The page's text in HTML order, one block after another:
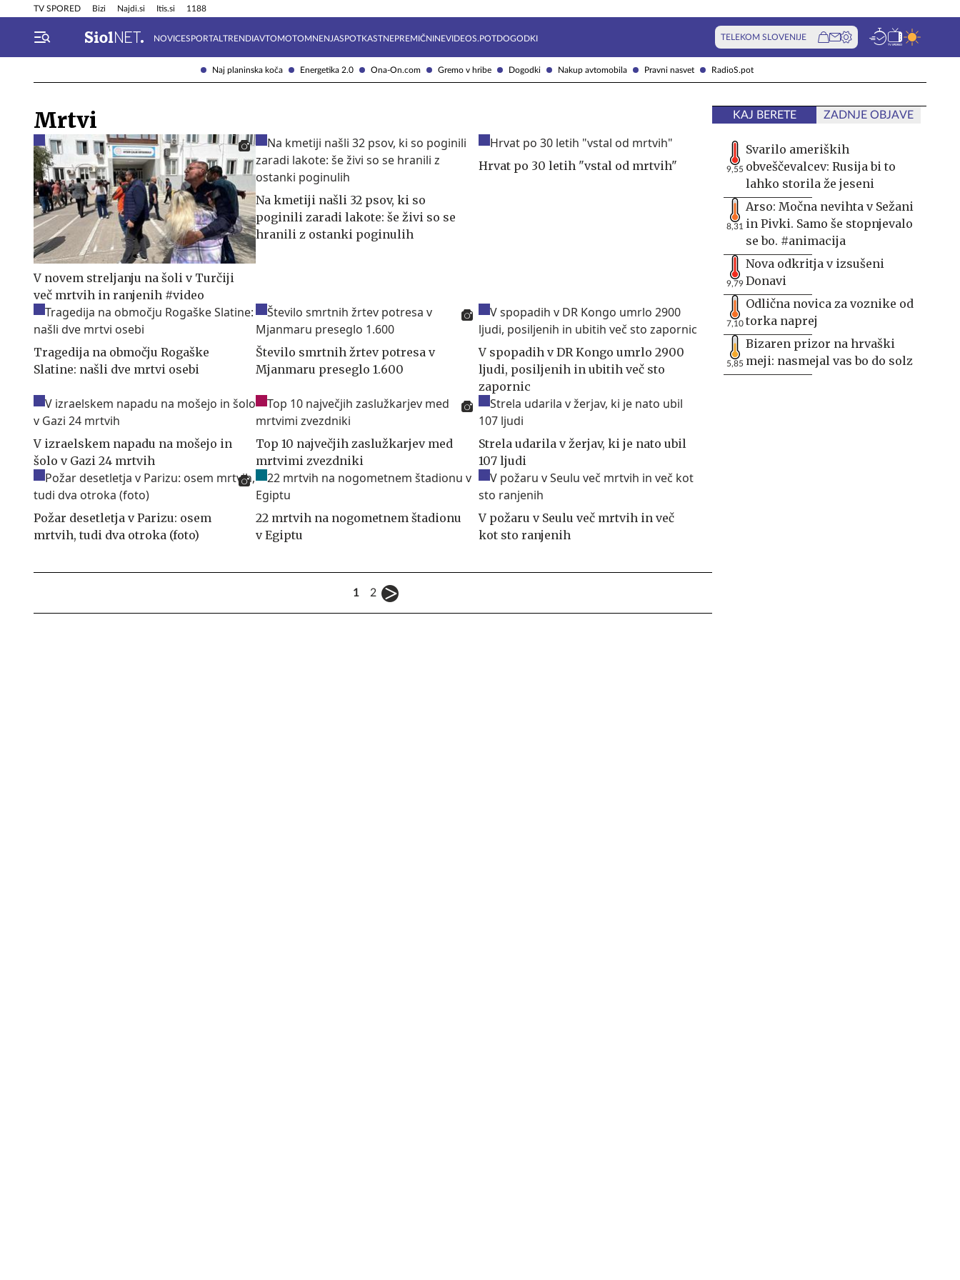
Naj planinska koča Energetika 2.0 Ona-On.com Gremo v hribe Dogodki Nakup avtomobila Pravni nasvet RadioS.pot
TV SPORED Bizi Najdi.si Itis.si 1188
NOVICESPORTAL TRENDIAVTOMOTOMNENJASPOTKASTNEPREMIČNINEVIDEOS.POTDOGODKI TELEKOM SLOVENIJE
Info in obvestila Tehnik
Mrtvi
V novem streljanju na šoli v Turčiji
več mrtvih in ranjenih #video
Na kmetiji našli 32 psov, ki so
poginili zaradi lakote: še živi so se
hranili z ostanki poginulih
Hrvat po 30 letih "vstal od mrtvih"
Tragedija na območju Rogaške
Slatine: našli dve mrtvi osebi
Število smrtnih žrtev potresa v
Mjanmaru preseglo 1.600
V spopadih v DR Kongo umrlo 2900
ljudi, posiljenih in ubitih več sto
zapornic
V izraelskem napadu na mošejo in
šolo v Gazi 24 mrtvih
Top 10 največjih zaslužkarjev med
mrtvimi zvezdniki
Strela udarila v žerjav, ki je nato ubil
107 ljudi
Požar desetletja v Parizu: osem
mrtvih, tudi dva otroka (foto)
22 mrtvih na nogometnem štadionu
v Egiptu
V požaru v Seulu več mrtvih in več
kot sto ranjenih
1 2
KAJ BERETE ZADNJE OBJAVE
9,55
Svarilo ameriških
obveščevalcev: Rusija bi to
lahko storila že jeseni
8,31
Arso: Močna nevihta v Sežani
in Pivki. Samo še stopnjevalo
se bo. #animacija
9,79
Nova odkritja v izsušeni
Donavi
7,10
Odlična novica za voznike od
torka naprej
5,85
Bizaren prizor na hrvaški
meji: nasmejal vas bo do solz